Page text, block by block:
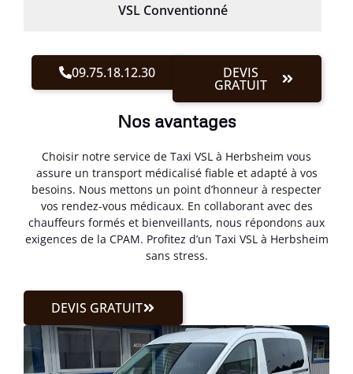
VSL Conventionné
09.75.18.12.30 DEVIS
GRATUIT
Nos avantages
Choisir notre service de Taxi VSL à Herbsheim vous
assure un transport médicalisé fiable et adapté à vos
besoins. Nous mettons un point d’honneur à respecter
vos rendez-vous médicaux. En collaborant avec des
chauffeurs formés et bienveillants, nous répondons aux
exigences de la CPAM. Profitez d’un Taxi VSL à Herbsheim
sans stress.
DEVIS GRATUIT